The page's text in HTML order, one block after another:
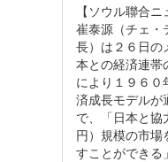
【ソウル聯合
崔泰源（チェ・
長）は２６日の
本との経済連帯
により１９６０
済成長モデルが
で、「日本と
円）規模の市場
すことができる